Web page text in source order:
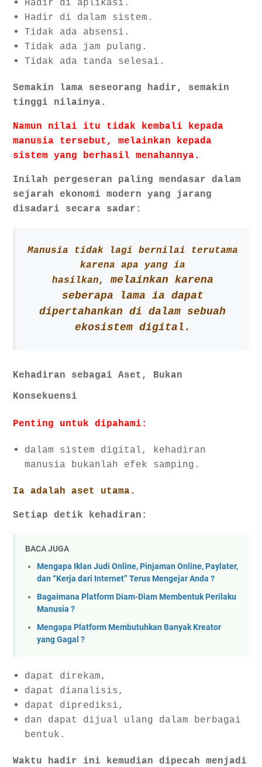
Hadir di aplikasi.
Hadir di dalam sistem.
Tidak ada absensi.
Tidak ada jam pulang.
Tidak ada tanda selesai.
Semakin lama seseorang hadir, semakin
tinggi nilainya.
Namun nilai itu tidak kembali kepada
manusia tersebut, melainkan kepada
sistem yang berhasil menahannya.
Inilah pergeseran paling mendasar dalam
sejarah ekonomi modern yang jarang
disadari secara sadar:
Manusia tidak lagi bernilai terutama
karena apa yang ia
hasilkan,melainkan karena
seberapa lama ia dapat
dipertahankan di dalam sebuah
ekosistem digital.
Kehadiran sebagai Aset, Bukan
Konsekuensi
Penting untuk dipahami:
dalam sistem digital, kehadiran
manusia bukanlah efek samping.
Ia adalah aset utama.
Setiap detik kehadiran:
BACA JUGA
Mengapa Iklan Judi Online, Pinjaman Online, Paylater,
dan “Kerja dari Internet” Terus Mengejar Anda ?
Bagaimana Platform Diam-Diam Membentuk Perilaku
Manusia ?
Mengapa Platform Membutuhkan Banyak Kreator
yang Gagal ?
dapat direkam,
dapat dianalisis,
dapat diprediksi,
dan dapat dijual ulang dalam berbagai
bentuk.
Waktu hadir ini kemudian dipecah menjadi